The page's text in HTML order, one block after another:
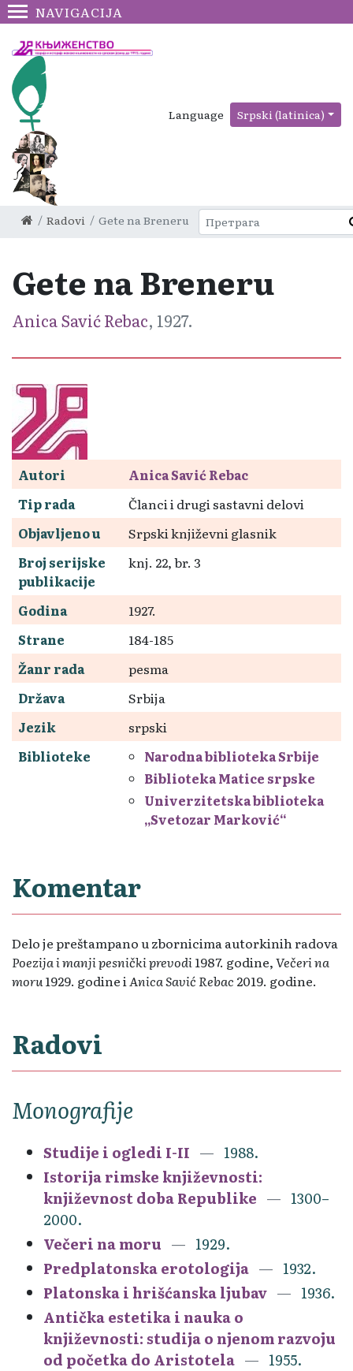
NAVIGACIJA
Language Srpski (latinica)
Radovi Gete na Breneru
Gete na Breneru
Anica Savić Rebac, 1927.
Autori
Anica Savić Rebac
Tip rada
Članci i drugi sastavni delovi
Objavljeno u
Srpski književni glasnik
Broj serijske
publikacije
knj. 22, br. 3
Godina
1927.
Strane
184-185
Žanr rada
pesma
Država
Srbija
Jezik
srpski
Biblioteke
Narodna biblioteka Srbije
Biblioteka Matice srpske
Univerzitetska biblioteka
„Svetozar Marković“
Komentar
Delo je preštampano u zbornicima autorkinih radova
Poezija i manji pesnički prevodi1987. godine,Večeri na
moru1929. godine iAnica Savić Rebac 2019. godine.
Radovi
Monografije
Studije i ogledi I-II
1988.
Istorija rimske književnosti:
književnost doba Republike
1300–
2000.
Večeri na moru
1929.
Predplatonska erotologija
1932.
Platonska i hrišćanska ljubav
1936.
Antička estetika i nauka o
književnosti: studija o njenom razvoju
od početka do Aristotela
1955.